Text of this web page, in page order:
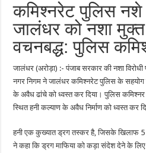
कमिश्नरेट पुलिस
जालंधर को नशा
वचनबद्ध: पुलिस
जालंधर (अरोड़ा) :- पंजाब सरकार की नशा
नगर निगम ने जालंधर कमिश्नरेट पुलिस के
के अवैध ढांचे को ध्वस्त कर दिया। पुलिस कमिश्नर
स्थित हनी कल्याण के अवैध निर्माण को ध्वस्त कर
हनी एक कुख्यात ड्रग तस्कर है, जिसके खिलाफ
ने कहा कि ड्रग माफिया को कड़ा संदेश देने के